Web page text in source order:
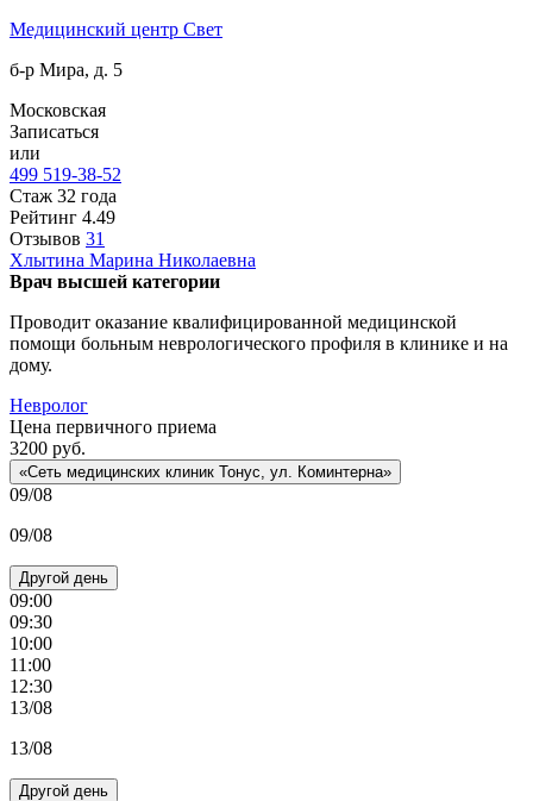
Медицинский центр Свет
б-р Мира, д. 5
Московская
Записаться
или
499 519-38-52
Стаж 32 года
Рейтинг 4.49
Отзывов 31
Хлытина Марина Николаевна
Врач высшей категории
Проводит оказание квалифицированной медицинской
помощи больным неврологического профиля в клинике и на
дому.
Невролог
Цена первичного приема
3200 руб.
«Сеть медицинских клиник Тонус, ул. Коминтерна»
09/08
09/08
Другой день
09:00
09:30
10:00
11:00
12:30
13/08
13/08
Другой день